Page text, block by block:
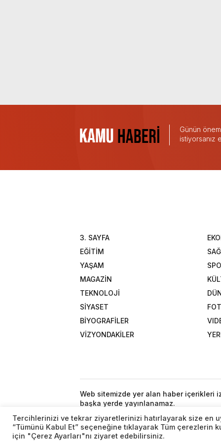
Günün
istiyorsanız
3. SAYFA
EĞİTİM
YAŞAM
MAGAZİN
TEKNOLOJİ
SİYASET
BİYOGRAFİLER
VİZYONDAKİLER
Web sitemizde yer alan haber içerikleri
başka yerde yayınlanamaz.
Tercihlerinizi ve tekrar ziyaretlerinizi hatırlayarak size en
“Tümünü Kabul Et” seçeneğine tıklayarak Tüm çerezlerin
için "Çerez Ayarları"nı ziyaret edebilirsiniz.